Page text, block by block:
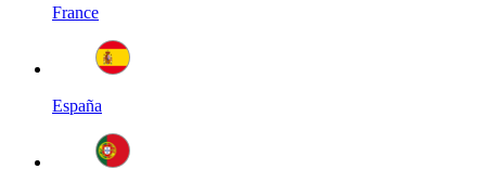
France
España